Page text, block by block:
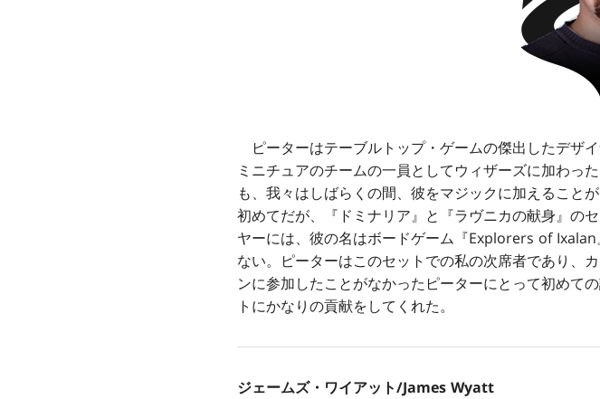
ピーターはテーブルトップ・ゲームの傑出したデザ
ミニチュアのチームの一員としてウィザーズに加わっ
も、我々はしばらくの間、彼をマジックに加えること
初めてだが、『ドミナリア』と『ラヴニカの献身』の
ヤーには、彼の名はボードゲーム『Explorers of
ない。ピーターはこのセットでの私の次席者であり、
ンに参加したことがなかったピーターにとって初めて
トにかなりの貢献をしてくれた。
ジェームズ・ワイアット/James Wyatt